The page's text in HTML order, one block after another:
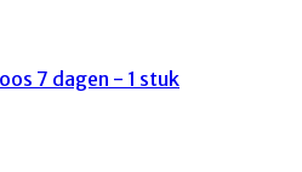
7 dagen - 1 stuk